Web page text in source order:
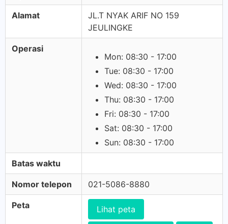
Alamat
JL.T NYAK ARIF NO 159
JEULINGKE
Operasi
Mon: 08:30 - 17:00
Tue: 08:30 - 17:00
Wed: 08:30 - 17:00
Thu: 08:30 - 17:00
Fri: 08:30 - 17:00
Sat: 08:30 - 17:00
Sun: 08:30 - 17:00
Batas waktu
Nomor telepon 021-5086-8880
Peta Lihat peta